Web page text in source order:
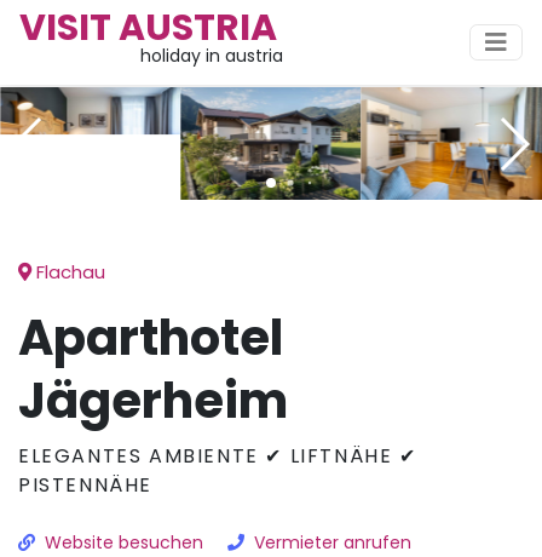
VISIT AUSTRIA
holiday in austria
Flachau
Aparthotel
Jägerheim
ELEGANTES AMBIENTE ✔ LIFTNÄHE ✔
PISTENNÄHE
Website besuchen Vermieter anrufen